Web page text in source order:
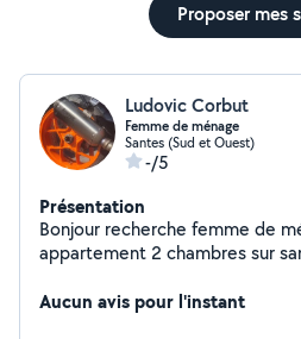
Proposer mes
Ludovic Corbut
Femme de ménage
Santes (Sud et Ouest)
-/5
Présentation
Bonjour recherche femme de
appartement 2 chambres sur
Aucun avis pour l'instant